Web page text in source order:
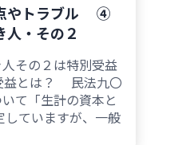
やトラブル ④
人・その２
その２は特別受益
益とは？ 民法九〇
て「生計の資本と
していますが、一般